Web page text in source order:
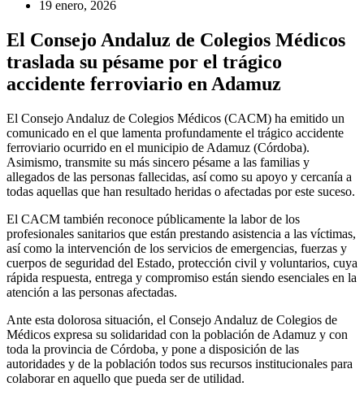
19 enero, 2026
El Consejo Andaluz de Colegios Médicos
traslada su pésame por el trágico
accidente ferroviario en Adamuz
El Consejo Andaluz de Colegios Médicos (CACM) ha emitido un
comunicado en el que lamenta profundamente el trágico accidente
ferroviario ocurrido en el municipio de Adamuz (Córdoba).
Asimismo, transmite su más sincero pésame a las familias y
allegados de las personas fallecidas, así como su apoyo y cercanía a
todas aquellas que han resultado heridas o afectadas por este suceso.
El CACM también reconoce públicamente la labor de los
profesionales sanitarios que están prestando asistencia a las víctimas,
así como la intervención de los servicios de emergencias, fuerzas y
cuerpos de seguridad del Estado, protección civil y voluntarios, cuya
rápida respuesta, entrega y compromiso están siendo esenciales en la
atención a las personas afectadas.
Ante esta dolorosa situación, el Consejo Andaluz de Colegios de
Médicos expresa su solidaridad con la población de Adamuz y con
toda la provincia de Córdoba, y pone a disposición de las
autoridades y de la población todos sus recursos institucionales para
colaborar en aquello que pueda ser de utilidad.